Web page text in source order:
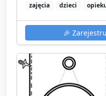
zajęcia
dzieci
🎉